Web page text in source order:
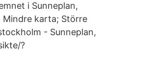
i Sunneplan,
Mindre karta; Större
- Sunneplan,
?